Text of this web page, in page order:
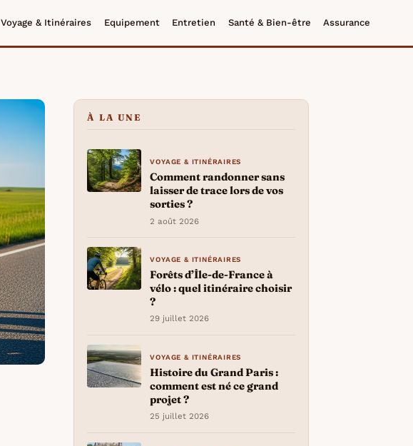
Voyage & Itinéraires Equipement Entretien Santé & Bien-être Assurance
À LA UNE
VOYAGE & ITINÉRAIRES
Comment randonner sans
laisser de trace lors de vos
sorties ?
2 août 2026
VOYAGE & ITINÉRAIRES
Forêts d’Île-de-France à
vélo : quel itinéraire choisir
?
29 juillet 2026
VOYAGE & ITINÉRAIRES
Histoire du Grand Paris :
comment est né ce grand
projet ?
25 juillet 2026